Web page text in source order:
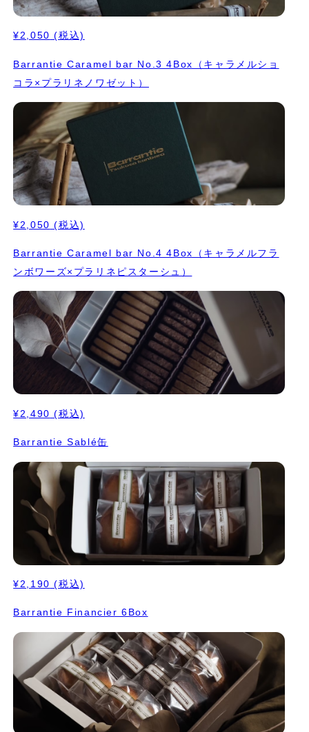
¥2,050 (税込)
Barrantie Caramel bar No.3 4Box（キャラメルショ
コラ×プラリネノワゼット）
¥2,050 (税込)
Barrantie Caramel bar No.4 4Box（キャラメルフラ
ンボワーズ×プラリネピスターシュ）
¥2,490 (税込)
Barrantie Sablé缶
¥2,190 (税込)
Barrantie Financier 6Box